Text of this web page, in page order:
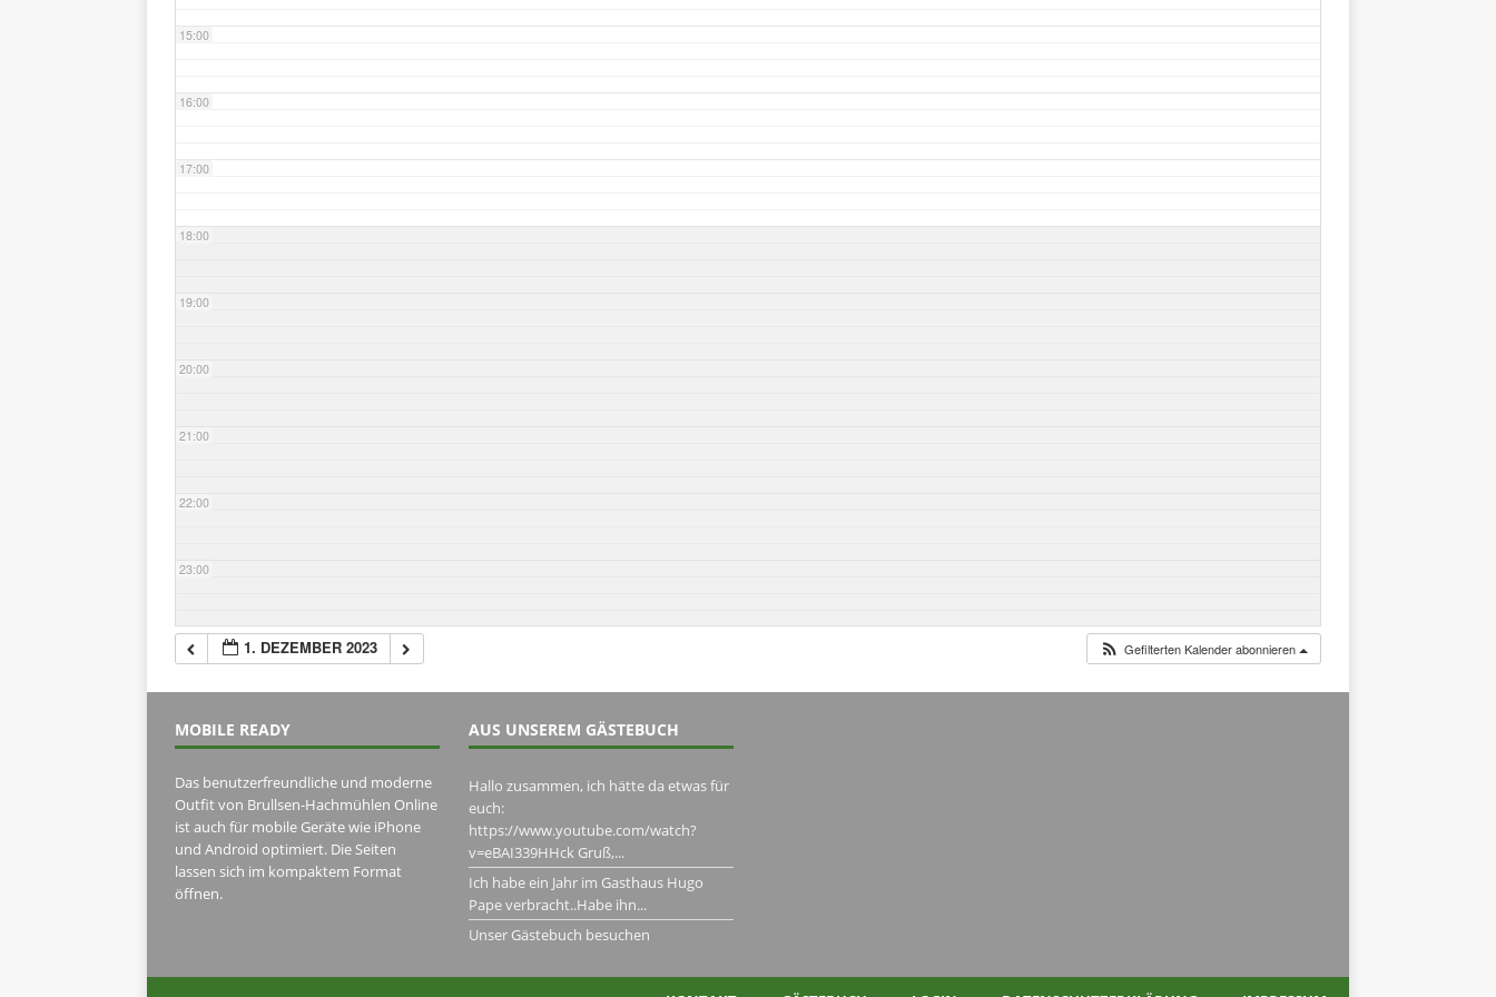
15:00
16:00
17:00
18:00
19:00
20:00
21:00
22:00
23:00
1. DEZEMBER 2023 Gefilterten Kalender abonnieren
MOBILE READY
Das benutzerfreundliche und moderne
Outfit von Brullsen-Hachmühlen Online
ist auch für mobile Geräte wie iPhone
und Android optimiert. Die Seiten
lassen sich im kompaktem Format
öffnen.
AUS UNSEREM GÄSTEBUCH
Hallo zusammen, ich hätte da etwas für
euch:
https://www.youtube.com/watch?
v=eBAI339HHck Gruß,...
Ich habe ein Jahr im Gasthaus Hugo
Pape verbracht..Habe ihn...
Unser Gästebuch besuchen